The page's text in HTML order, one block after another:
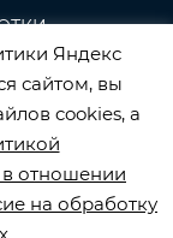
Яндекс
сайтом, вы
cookies, а
отношении
на обработку